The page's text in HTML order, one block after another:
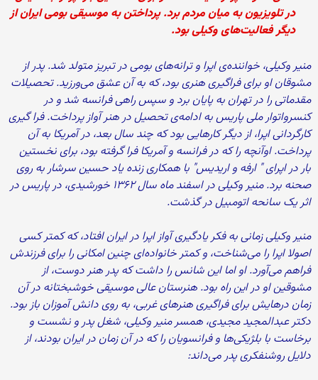
در تلویزیون به میان مردم برد. پرداختن به موسیقی بومی ایران از
دیگر فعالیت‌های وکیلی بود.
منیر وکیلی، خواننده‌ی اپرا و ترانه‌های بومی در تبریز متولد شد. پدر از
مشوقان او برای فراگیری هنری بود، که به آن عشق می‌ورزید. تحصیلات
مقدماتی را در تهران به پایان برد و سپس راهی فرانسه شد و در
کنسرواتوار ملی پاریس به ادامه‌ی تحصیل در هنر آواز پرداخت. فرا گیری
کارگردانی اپرا، از دیگر کار‌هایی بود که چند سال بعد، در آمریکا به آن
پرداخت. اوآنچه را که در فرانسه و آمریکا فرا گرفته بود، برای نخستین
بار در اپرای " ارفه و اریدیس" با همکاری زنده یاد حسین سرشار به روی
صحنه برد. منیر وکیلی در اسفند ماه سال ۱۳۶۲ خورشیدی، در پاریس در
اثر یک سانحه اتومبیل در گذشت.
منیر وکیلی زمانی به فکر یادگیری آواز اپرا در ایران افتاد، که کمتر کسی
اصولا اپرا را می‌شناخت، و کمتر خانواده‌ای چنین امکانی را برای فرزندش
فراهم می‌آورد. او اما این شانس را داشت که پدر هنر دوست، از
مشوقین او در این راه بود. هنرستان عالی موسیقی خوشبختانه در آن
زمان درهایش برای فراگیری هنرهای غربی، به روی دانش آموزان باز بود.
دکتر عبد‌المجید مجیدی، همسر منیر وکیلی، شغل پدر و نشست و
برخاست با بلژیکی‌ها و فرانسویان را که در آن زمان در ایران بودند، از
دلایل روشنفکری پدر می‌داند: